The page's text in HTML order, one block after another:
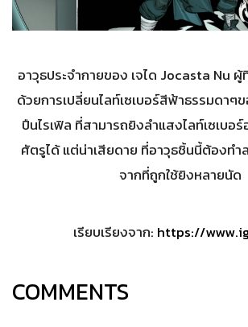
อาวุธประจำกายของ เจได Jocasta Nu
ด้วยการเปลี่ยนไลท์เซเบอร์สีฟ้าธรรมดาๆข
ปืนไรเฟิล ที่สามารถยิงลำแสงไลท์เซเบอ
ศัตรูได้ แต่น่าเสียดาย ที่อาวุธชิ้นนี้ต้องทำ
จากที่ถูกใช้ยิงหลายนัด
เรียบเรียงจาก: https://
COMMENTS